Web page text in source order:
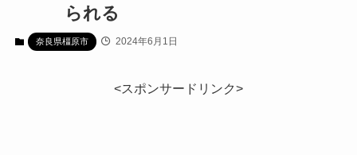
られる
奈良県橿原市 2024年6月1日
<スポンサードリンク>